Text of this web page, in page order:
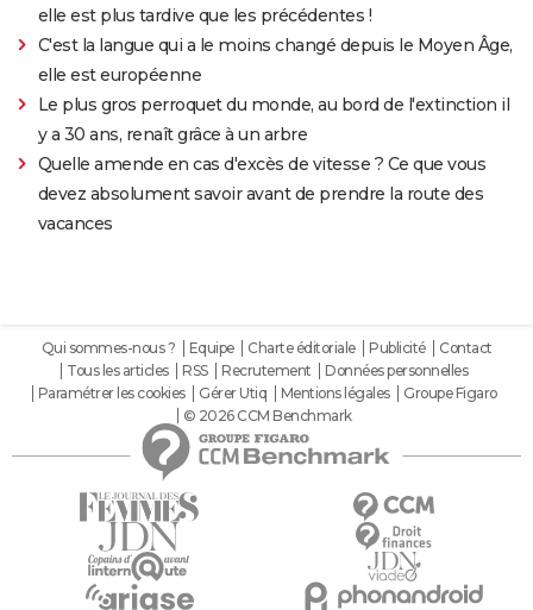
elle est plus tardive que les précédentes !
C'est la langue qui a le moins changé depuis le Moyen Âge,
elle est européenne
Le plus gros perroquet du monde, au bord de l'extinction il
y a 30 ans, renaît grâce à un arbre
Quelle amende en cas d'excès de vitesse ? Ce que vous
devez absolument savoir avant de prendre la route des
vacances
Qui sommes-nous ? Equipe Charte éditoriale Publicité
Contact
Tous les articles
RSS Recrutement
Données personnelles
Paramétrer les cookies
Gérer Utiq Mentions légales
Groupe Figaro
© 2026 CCM Benchmark